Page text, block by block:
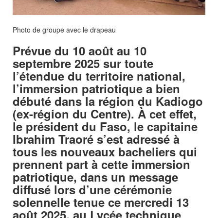
Photo de groupe avec le drapeau
Prévue du 10 août au 10
septembre 2025 sur toute
l’étendue du territoire national,
l’immersion patriotique a bien
débuté dans la région du Kadiogo
(ex-région du Centre). À cet effet,
le président du Faso, le capitaine
Ibrahim Traoré s’est adressé à
tous les nouveaux bacheliers qui
prennent part à cette immersion
patriotique, dans un message
diffusé lors d’une cérémonie
solennelle tenue ce mercredi 13
août 2025, au Lycée technique